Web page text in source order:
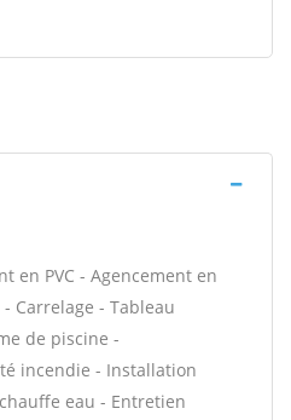
en PVC - Agencement en
Carrelage - Tableau
de piscine -
incendie - Installation
eau - Entretien